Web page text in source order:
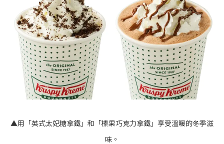
▲用「英式太妃糖拿鐵」和「榛果巧克力拿鐵」享受溫暖的冬季滋
味。